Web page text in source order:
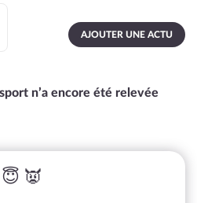
AJOUTER UNE ACTU
n’a encore été relevée
😇 👿